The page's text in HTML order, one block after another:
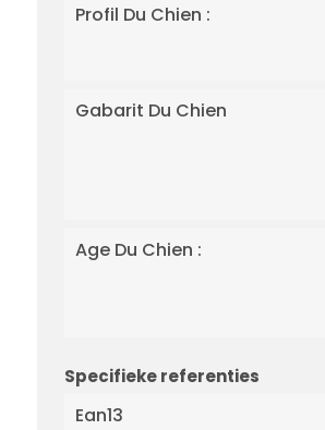
Profil Du Chien :
Gabarit Du Chien
Age Du Chien :
Specifieke referenties
Ean13